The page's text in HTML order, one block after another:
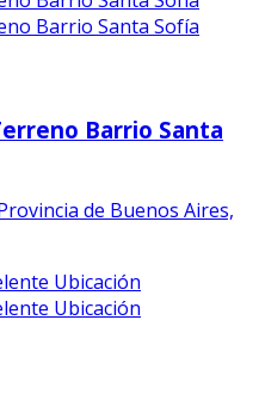
Barrio Santa
de Buenos Aires,